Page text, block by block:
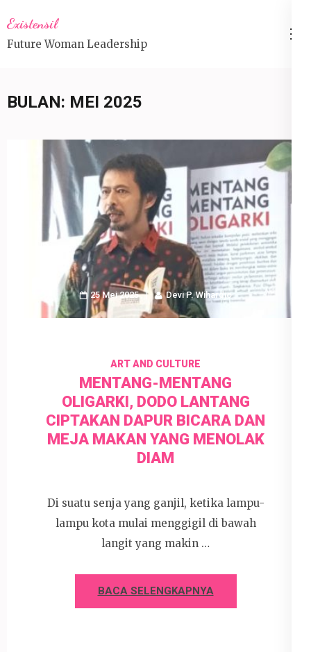
ke
konten
Existensil
Future Woman Leadership
BULAN: MEI 2025
25 Mei 2025 Devi P. Wihardjo
ART AND CULTURE
MENTANG-MENTANG
OLIGARKI, DODO LANTANG
CIPTAKAN DAPUR BICARA DAN
MEJA MAKAN YANG MENOLAK
DIAM
Di suatu senja yang ganjil, ketika lampu-
lampu kota mulai menggigil di bawah
langit yang makin …
BACA SELENGKAPNYA